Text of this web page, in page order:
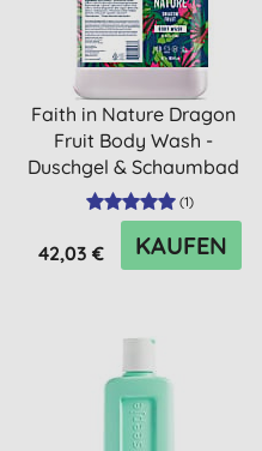
Faith in Nature Dragon
Fruit Body Wash -
Duschgel & Schaumbad
5L
(1)
42,03 € KAUFEN